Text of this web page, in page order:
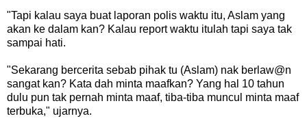
"Tapi kalau saya buat laporan polis waktu itu, Aslam yang
akan ke dalam kan? Kalau report waktu itulah tapi saya tak
sampai hati.
"Sekarang bercerita sebab pihak tu (Aslam) nak berlaw@n
sangat kan? Kata dah minta maafkan? Yang hal 10 tahun
dulu pun tak pernah minta maaf, tiba-tiba muncul minta maaf
terbuka," ujarnya.